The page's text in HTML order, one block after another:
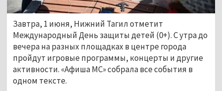
Завтра, 1 июня, Нижний Тагил отметит
Международный День защиты детей (0+). С утра до
вечера на разных площадках в центре города
пройдут игровые программы, концерты и другие
активности. «Афиша МС» собрала все события в
одном тексте.